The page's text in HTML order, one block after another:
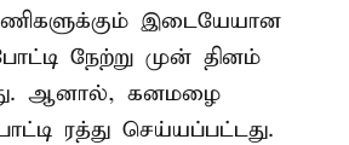
இடையேயான
நேற்று முன் தினம்
ஆனால், கனமழை
ரத்து செய்யப்பட்டது.